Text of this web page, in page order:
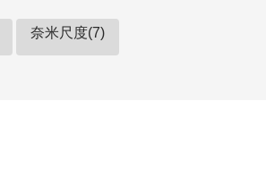
奈米尺度(7)